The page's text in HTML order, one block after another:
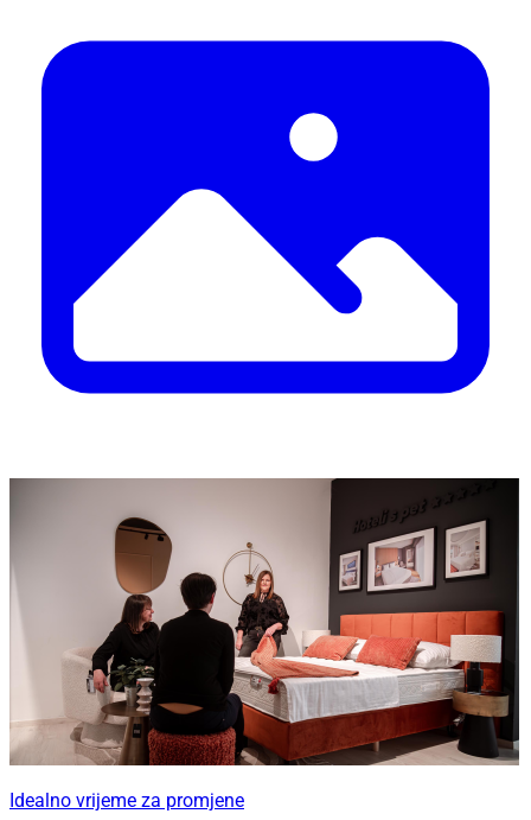
Idealno vrijeme za promjene